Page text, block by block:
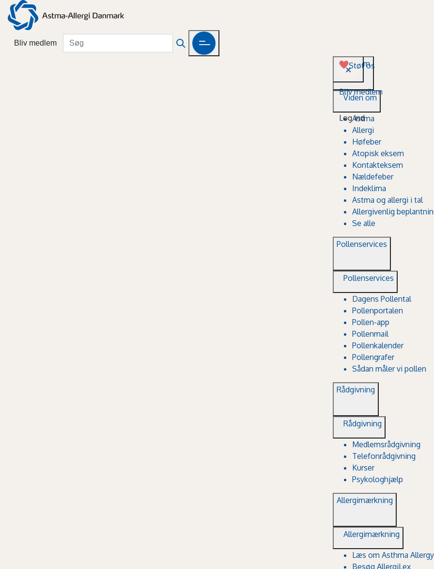
Bliv medlem
Støt os
Bliv medlem
Log ind
Viden om
Viden om
Astma
Allergi
Høfeber
Atopisk eksem
Kontakteksem
Nældefeber
Indeklima
Astma og allergi i tal
Allergivenlig
Se alle
Pollenservices
Pollenservices
Dagens Pollental
Pollenportalen
Pollen-app
Pollenmail
Pollenkalender
Pollengrafer
Sådan måler vi pollen
Rådgivning
Rådgivning
Medlemsrådgivning
Telefonrådgivning
Kurser
Psykologhjælp
Allergimærkning
Allergimærkning
Læs om Asthma
Besøg AllergiLex